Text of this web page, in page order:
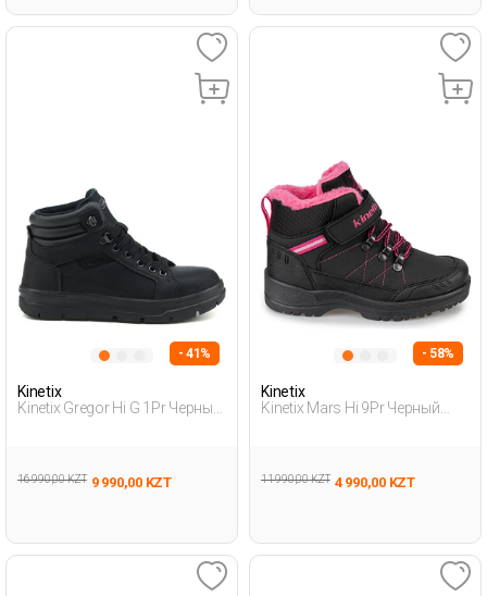
- 41%
Kinetix
Kinetix Gregor Hi G 1Pr Черный
16 990,00 KZT 9 990,00 KZT
- 58%
Kinetix
Kinetix Mars Hi 9Pr Черный
11 990,00 KZT 4 990,00 KZT